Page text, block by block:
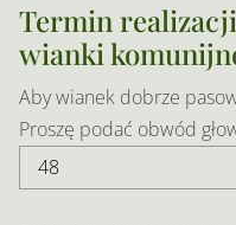
Termin
wianki
Aby wianek dobrze
Proszę podać obwód